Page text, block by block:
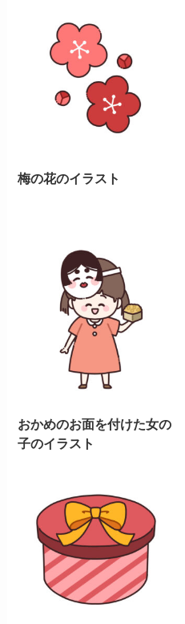
梅の花のイラスト
おかめのお面を付けた女の
子のイラスト